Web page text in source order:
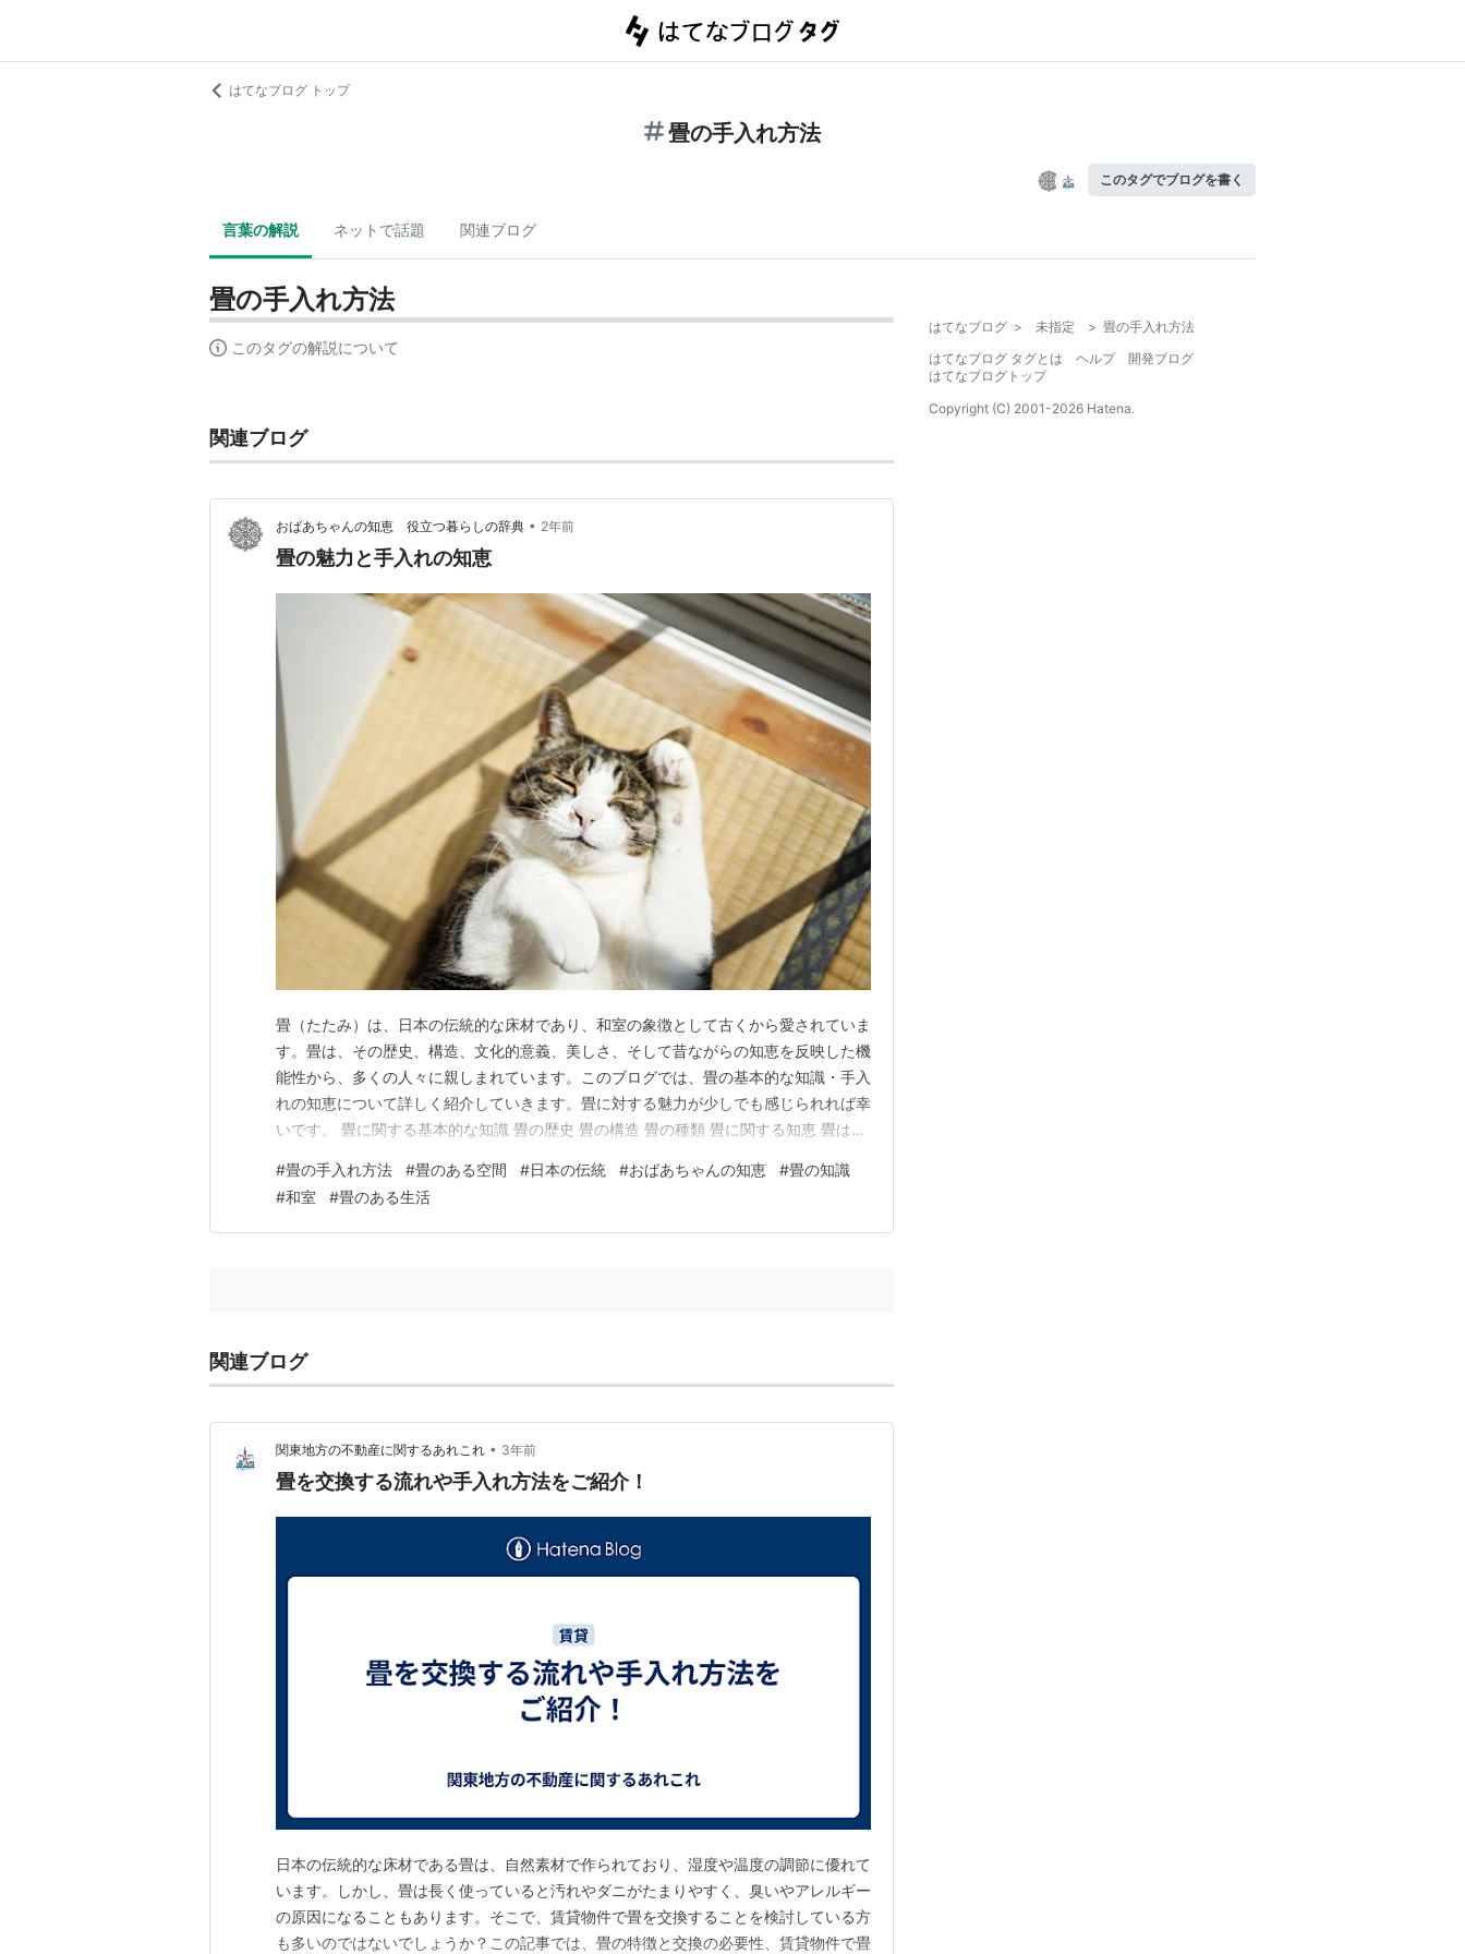
はてなブログ トップ
畳の手入れ方法
このタグでブログを書く
言葉の解説 ネットで話題 関連ブログ
畳の手入れ方法
このタグの解説について
関連ブログ
おばあちゃんの知恵 役立つ暮らしの辞典 • 2年前
畳の魅力と手入れの知恵
畳（たたみ）は、日本の伝統的な床材であり、和室の象徴として古くから愛されていま
す。畳は、その歴史、構造、文化的意義、美しさ、そして昔ながらの知恵を反映した機
能性から、多くの人々に親しまれています。このブログでは、畳の基本的な知識・手入
れの知恵について詳しく紹介していきます。畳に対する魅力が少しでも感じられれば幸
いです。 畳に関する基本的な知識 畳の歴史 畳の構造 畳の種類 畳に関する知恵 畳は、
にこぼしたインクは、塩をひとつまみ振りかけ、乾いた雑巾で拭き取る ガラスの細か
い破片は、小麦団子を押し付けて取る 畳は、裏…
#畳の手入れ方法 #畳のある空間 #日本の伝統 #おばあちゃんの知恵 #畳の知識
#和室 #畳のある生活
関連ブログ
関東地方の不動産に関するあれこれ • 3年前
畳を交換する流れや手入れ方法をご紹介！
日本の伝統的な床材である畳は、自然素材で作られており、湿度や温度の調節に優れて
います。しかし、畳は長く使っていると汚れやダニがたまりやすく、臭いやアレルギー
の原因になることもあります。そこで、賃貸物件で畳を交換することを検討している方
も多いのではないでしょうか？この記事では、畳の特徴と交換の必要性、賃貸物件で畳
はてなブログ > 未指定 > 畳の手入れ方法
はてなブログ タグとは
ヘルプ
開発ブログ
はてなブログトップ
Copyright (C) 2001-2026 Hatena.